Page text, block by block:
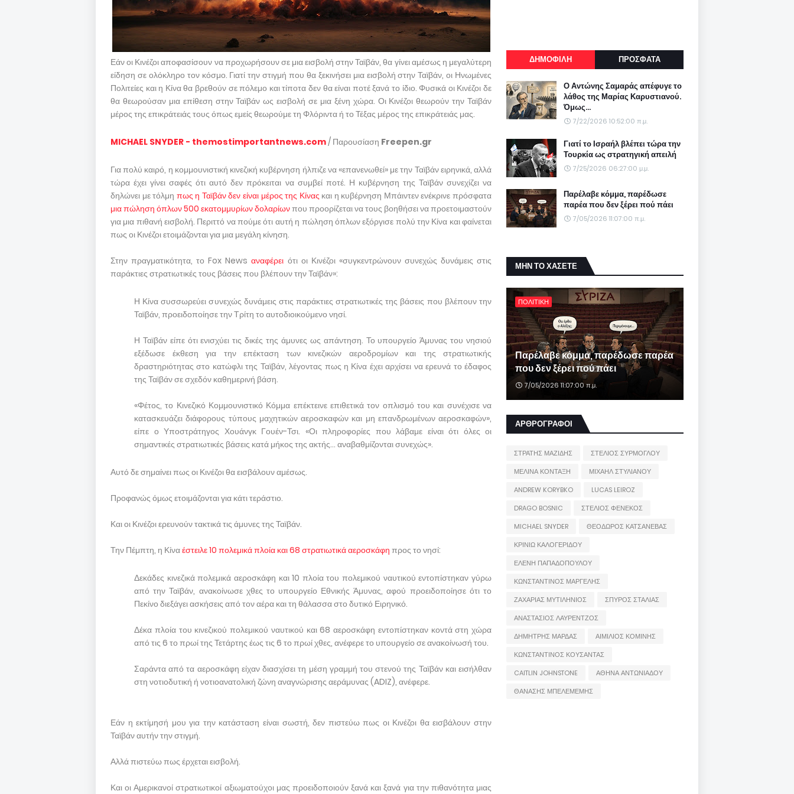
Εάν οι Κινέζοι αποφασίσουν να προχωρήσουν σε μια εισβολή στην Ταϊβάν, θα γίνει αμέσως η μεγαλύτερη
είδηση ​​σε ολόκληρο τον κόσμο. Γιατί την στιγμή που θα ξεκινήσει μια εισβολή στην Ταϊβάν, οι Ηνωμένες
Πολιτείες και η Κίνα θα βρεθούν σε πόλεμο και τίποτα δεν θα είναι ποτέ ξανά το ίδιο. Φυσικά οι Κινέζοι δε
θα θεωρούσαν μια επίθεση στην Ταϊβάν ως εισβολή σε μια ξένη χώρα. Οι Κινέζοι θεωρούν την Ταϊβάν
μέρος της επικράτειάς τους όπως εμείς θεωρούμε τη Φλόριντα ή το Τέξας μέρος της επικράτειάς μας.
MICHAEL SNYDER - themostimportantnews.com/ Παρουσίαση Freepen.gr
Για πολύ καιρό, η κομμουνιστική κινεζική κυβέρνηση ήλπιζε να «επανενωθεί» με την Ταϊβάν ειρηνικά, αλλά
τώρα έχει γίνει σαφές ότι αυτό δεν πρόκειται να συμβεί ποτέ. Η κυβέρνηση της Ταϊβάν συνεχίζει να
δηλώνει με τόλμη πως η Ταϊβάν δεν είναι μέρος της Κίναςκαι η κυβέρνηση Μπάιντεν ενέκρινε πρόσφατα
μια πώληση όπλων 500 εκατομμυρίων δολαρίωνπου προορίζεται να τους βοηθήσει να προετοιμαστούν
για μια πιθανή εισβολή. Περιττό να πούμε ότι αυτή η πώληση όπλων εξόργισε πολύ την Κίνα και φαίνεται
πως οι Κινέζοι ετοιμάζονται για μια μεγάλη κίνηση.
Στην πραγματικότητα, το Fox Newsαναφέρει ότι οι Κινέζοι «συγκεντρώνουν συνεχώς δυνάμεις στις
παράκτιες στρατιωτικές τους βάσεις που βλέπουν την Ταϊβάν»:
Η Κίνα συσσωρεύει συνεχώς δυνάμεις στις παράκτιες στρατιωτικές της βάσεις που βλέπουν την
Ταϊβάν, προειδοποίησε την Τρίτη το αυτοδιοικούμενο νησί.
Η Ταϊβάν είπε ότι ενισχύει τις δικές της άμυνες ως απάντηση. Το υπουργείο Άμυνας του νησιού
εξέδωσε έκθεση για την επέκταση των κινεζικών αεροδρομίων και της στρατιωτικής
δραστηριότητας στο κατώφλι της Ταϊβάν, λέγοντας πως η Κίνα έχει αρχίσει να ερευνά το έδαφος
της Ταϊβάν σε σχεδόν καθημερινή βάση.
«Φέτος, το Κινεζικό Κομμουνιστικό Κόμμα επέκτεινε επιθετικά τον οπλισμό του και συνέχισε να
κατασκευάζει διάφορους τύπους μαχητικών αεροσκαφών και μη επανδρωμένων αεροσκαφών»,
είπε ο Υποστράτηγος Χουάνγκ Γουέν-Τσι. «Οι πληροφορίες που λάβαμε είναι ότι όλες οι
σημαντικές στρατιωτικές βάσεις κατά μήκος της ακτής… αναβαθμίζονται συνεχώς».
Αυτό δε σημαίνει πως οι Κινέζοι θα εισβάλουν αμέσως.
Προφανώς όμως ετοιμάζονται για κάτι τεράστιο.
Και οι Κινέζοι ερευνούν τακτικά τις άμυνες της Ταϊβάν.
Την Πέμπτη, η Κίναέστειλε 10 πολεμικά πλοία και 68 στρατιωτικά αεροσκάφη προς το νησί:
Δεκάδες κινεζικά πολεμικά αεροσκάφη και 10 πλοία του πολεμικού ναυτικού εντοπίστηκαν γύρω
από την Ταϊβάν, ανακοίνωσε χθες το υπουργείο Εθνικής Άμυνας, αφού προειδοποίησε ότι το
Πεκίνο διεξάγει ασκήσεις από τον αέρα και τη θάλασσα στο δυτικό Ειρηνικό.
Δέκα πλοία του κινεζικού πολεμικού ναυτικού και 68 αεροσκάφη εντοπίστηκαν κοντά στη χώρα
από τις 6 το πρωί της Τετάρτης έως τις 6 το πρωί χθες, ανέφερε το υπουργείο σε ανακοίνωσή του.
Σαράντα από τα αεροσκάφη είχαν διασχίσει τη μέση γραμμή του στενού της Ταϊβάν και εισήλθαν
στη νοτιοδυτική ή νοτιοανατολική ζώνη αναγνώρισης αεράμυνας (ADIZ), ανέφερε.
Εάν η εκτίμησή μου για την κατάσταση είναι σωστή, δεν πιστεύω πως οι Κινέζοι θα εισβάλουν στην
Ταϊβάν αυτήν την στιγμή.
Αλλά πιστεύω πως έρχεται εισβολή.
Και οι Αμερικανοί στρατιωτικοί αξιωματούχοι μας προειδοποιούν ξανά και ξανά για την πιθανότητα μιας
ΔΗΜΟΦΙΛΗ ΠΡΟΣΦΑΤΑ
Ο Αντώνης Σαμαράς απέφυγε το
λάθος της Μαρίας Καρυστιανού.
Όμως...
7/22/2026 10:52:00 π.μ.
Γιατί το Ισραήλ βλέπει τώρα την
Τουρκία ως στρατηγική απειλή
7/25/2026 06:27:00 μ.μ.
Παρέλαβε κόμμα, παρέδωσε
παρέα που δεν ξέρει πού πάει
7/05/2026 11:07:00 π.μ.
ΜΗΝ ΤΟ ΧΑΣΕΤΕ
ΠΟΛΙΤΙΚΗ
Παρέλαβε κόμμα, παρέδωσε παρέα
που δεν ξέρει πού πάει
7/05/2026 11:07:00 π.μ.
ΑΡΘΡΟΓΡΑΦΟΙ
ΣΤΡΑΤΗΣ ΜΑΖΙΔΗΣ
ΣΤΕΛΙΟΣ ΣΥΡΜΟΓΛΟΥ
ΜΕΛΙΝΑ ΚΟΝΤΑΞΗ
ΜΙΧΑΗΛ ΣΤΥΛΙΑΝΟΥ
ANDREW KORYBKO
LUCAS LEIROZ
DRAGO BOSNIC
ΣΤΕΛΙΟΣ ΦΕΝΕΚΟΣ
MICHAEL SNYDER
ΘΕΟΔΩΡΟΣ ΚΑΤΣΑΝΕΒΑΣ
ΚΡΙΝΙΩ ΚΑΛΟΓΕΡΙΔΟΥ
ΕΛΕΝΗ ΠΑΠΑΔΟΠΟΥΛΟΥ
ΚΩΝΣΤΑΝΤΙΝΟΣ ΜΑΡΓΕΛΗΣ
ΖΑΧΑΡΙΑΣ ΜΥΤΙΛΗΝΙΟΣ
ΣΠΥΡΟΣ ΣΤΑΛΙΑΣ
ΑΝΑΣΤΑΣΙΟΣ ΛΑΥΡΕΝΤΖΟΣ
ΔΗΜΗΤΡΗΣ ΜΑΡΔΑΣ
ΑΙΜΙΛΙΟΣ ΚΟΜΙΝΗΣ
ΚΩΝΣΤΑΝΤΙΝΟΣ ΚΟΥΣΑΝΤΑΣ
CAITLIN JOHNSTONE
ΑΘΗΝΑ ΑΝΤΩΝΙΑΔΟΥ
ΘΑΝΑΣΗΣ ΜΠΕΛΕΜΕΜΗΣ